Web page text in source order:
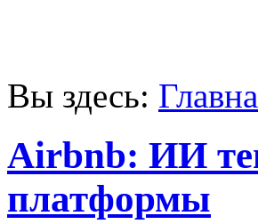
Вы здесь:
Airbnb: ИИ
платформы